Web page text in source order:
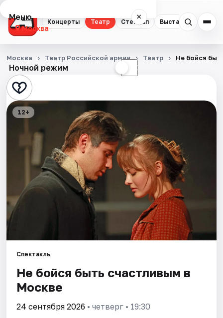
Концерты Театр Стендап Выставки
Меню ×
Москва
Концерты
Театр
Стендап
Квесты
Экскурсии
Спорт
События
Площадки
Артисты
Ночной режим ☾
Москва Театр Российской армии Театр Не бойся
12+
Спектакль
Не бойся быть счастливым в
Москве
24 сентября 2026 • четверг • 19:30